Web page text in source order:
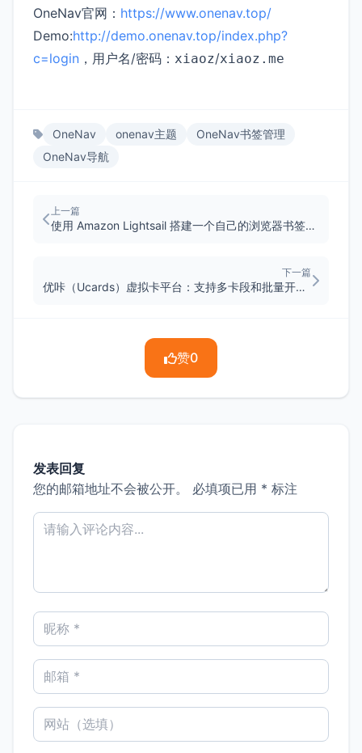
OneNav官网： https://www.onenav.top/
Demo:http://demo.onenav.top/index.php?
c=login ，用户名/密码： xiaoz/xiaoz.me
OneNav onenav主题
OneNav书签管理
OneNav导航
上一篇
使用 Amazon Lightsail 搭建一个自己的浏览器书签管理器
下一篇
优咔（Ucards）虚拟卡平台：支持多卡段和批量开卡（需企业认证）
赞0
发表回复
您的邮箱地址不会被公开。
必填项已用 * 标注